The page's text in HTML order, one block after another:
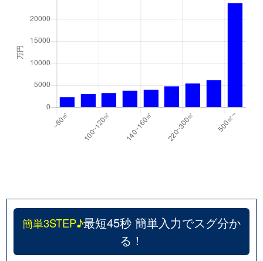
簡単3STEP♪最短45秒 簡単入力でスグ分か
る！